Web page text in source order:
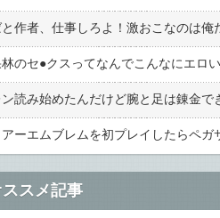
と作者、仕事しろよ！激おこなのは俺
のセ●︎クスってなんでこんなにエロ
読み始めたんだけど腕と足は錬金で
ーエムブレムを初プレイしたらペ
スメ記事